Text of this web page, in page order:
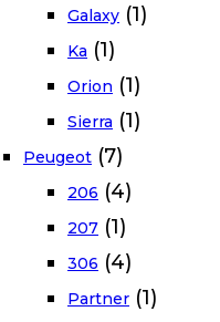
Galaxy (1)
Ka (1)
Orion (1)
Sierra (1)
Peugeot (7)
206 (4)
207 (1)
306 (4)
Partner (1)